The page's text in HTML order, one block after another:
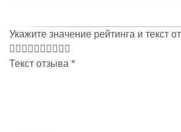
Укажите значение рейтинга и текст
Текст отзыва *